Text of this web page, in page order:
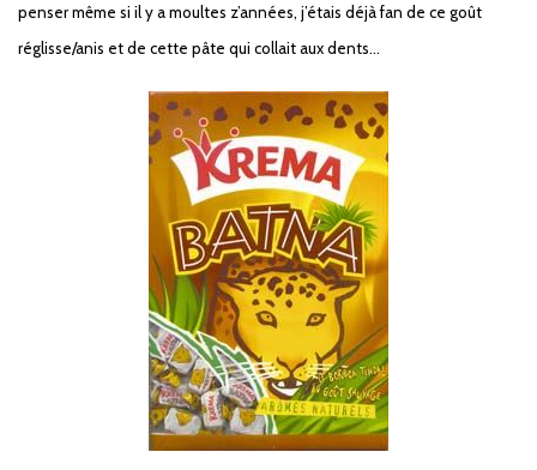
penser même si il y a moultes z’années, j’étais déjà fan de ce goût
réglisse/anis et de cette pâte qui collait aux dents…